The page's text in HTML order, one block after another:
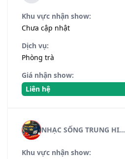
Khu vực nhận show:
Chưa cập nhật
Dịch vụ:
Phòng trà
Giá nhận show:
Liên hệ
NHẠC SỐNG TRUNG HI...
Khu vực nhận show: